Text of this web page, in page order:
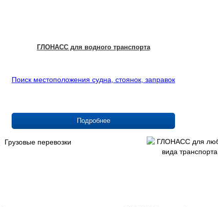
ГЛОНАСС для водного транспорта
Поиск местоположения судна, стоянок, заправок
Подробнее